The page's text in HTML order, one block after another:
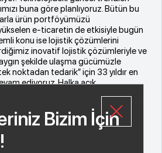
buna göre planlıyoruz. Bütün bu
ürün portföyümüzü
e-ticaretin de etkisiyle bugün
konu ise lojistik çözümlerini
inovatif lojistik çözümleriyle ve
şekilde ulaşma gücümüzle
noktadan tedarik” için 33 yıldır en
ediyoruz. Halka açık
tam 22 yıldır sektörde lider.
bir seviyeye taşımak için geleceğin
vizyonumuzu koruyarak
edeceğiz” dedi.Bizim İçin